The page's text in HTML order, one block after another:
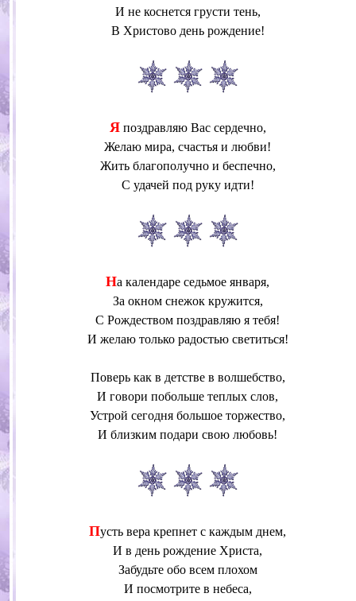
И не коснется грусти тень,
В Христово день рождение!
Япоздравляю Вас сердечно,
Желаю мира, счастья и любви!
Жить благополучно и беспечно,
С удачей под руку идти!
На календаре седьмое января,
За окном снежок кружится,
С Рождеством поздравляю я тебя!
И желаю только радостью светиться!
Поверь как в детстве в волшебство,
И говори побольше теплых слов,
Устрой сегодня большое торжество,
И близким подари свою любовь!
Пусть вера крепнет с каждым днем,
И в день рождение Христа,
Забудьте обо всем плохом
И посмотрите в небеса,